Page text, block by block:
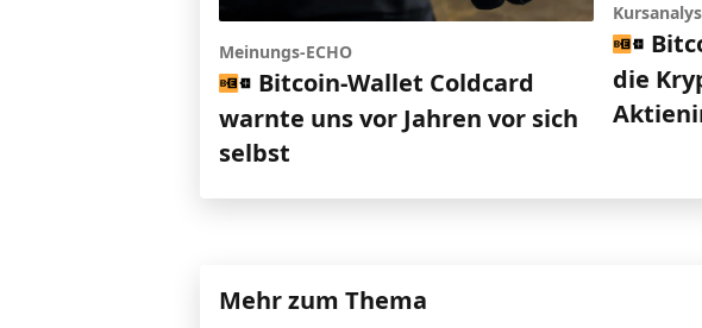
Meinungs-ECHO
Bitcoin-Wallet Coldcard
warnte uns vor Jahren vor sich
selbst
die
Mehr zum Thema